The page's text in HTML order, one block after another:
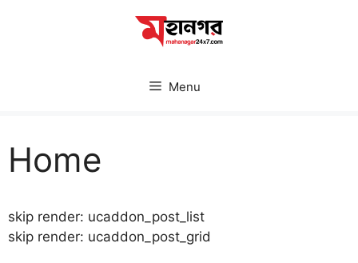
Menu
Home
skip render: ucaddon_post_list
skip render: ucaddon_post_grid